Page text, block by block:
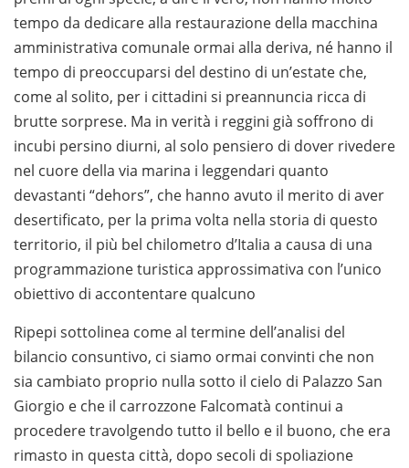
tempo da dedicare alla restaurazione della macchina
amministrativa comunale ormai alla deriva, né hanno il
tempo di preoccuparsi del destino di un’estate che,
come al solito, per i cittadini si preannuncia ricca di
brutte sorprese. Ma in verità i reggini già soffrono di
incubi persino diurni, al solo pensiero di dover rivedere
nel cuore della via marina i leggendari quanto
devastanti “dehors”, che hanno avuto il merito di aver
desertificato, per la prima volta nella storia di questo
territorio, il più bel chilometro d’Italia a causa di una
programmazione turistica approssimativa con l’unico
obiettivo di accontentare qualcuno
Ripepi sottolinea come al termine dell’analisi del
bilancio consuntivo, ci siamo ormai convinti che non
sia cambiato proprio nulla sotto il cielo di Palazzo San
Giorgio e che il carrozzone Falcomatà continui a
procedere travolgendo tutto il bello e il buono, che era
rimasto in questa città, dopo secoli di spoliazione